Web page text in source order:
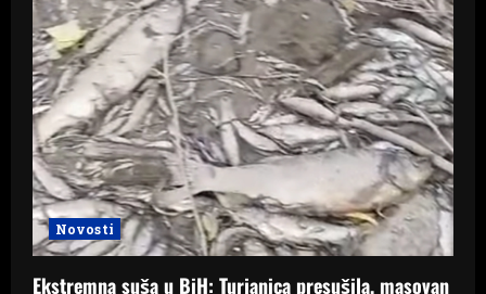
Novosti
Ekstremna suša u BiH: Turjanica presušila, masovan